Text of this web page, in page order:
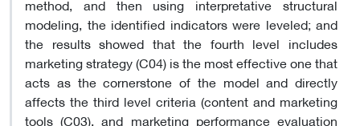
modeling, the identified indicators were leveled; and
the results showed that the fourth level includes
marketing strategy (C04) is the most effective one that
acts as the cornerstone of the model and directly
affects the third level criteria (content and marketing
tools (C03), and marketing performance evaluation